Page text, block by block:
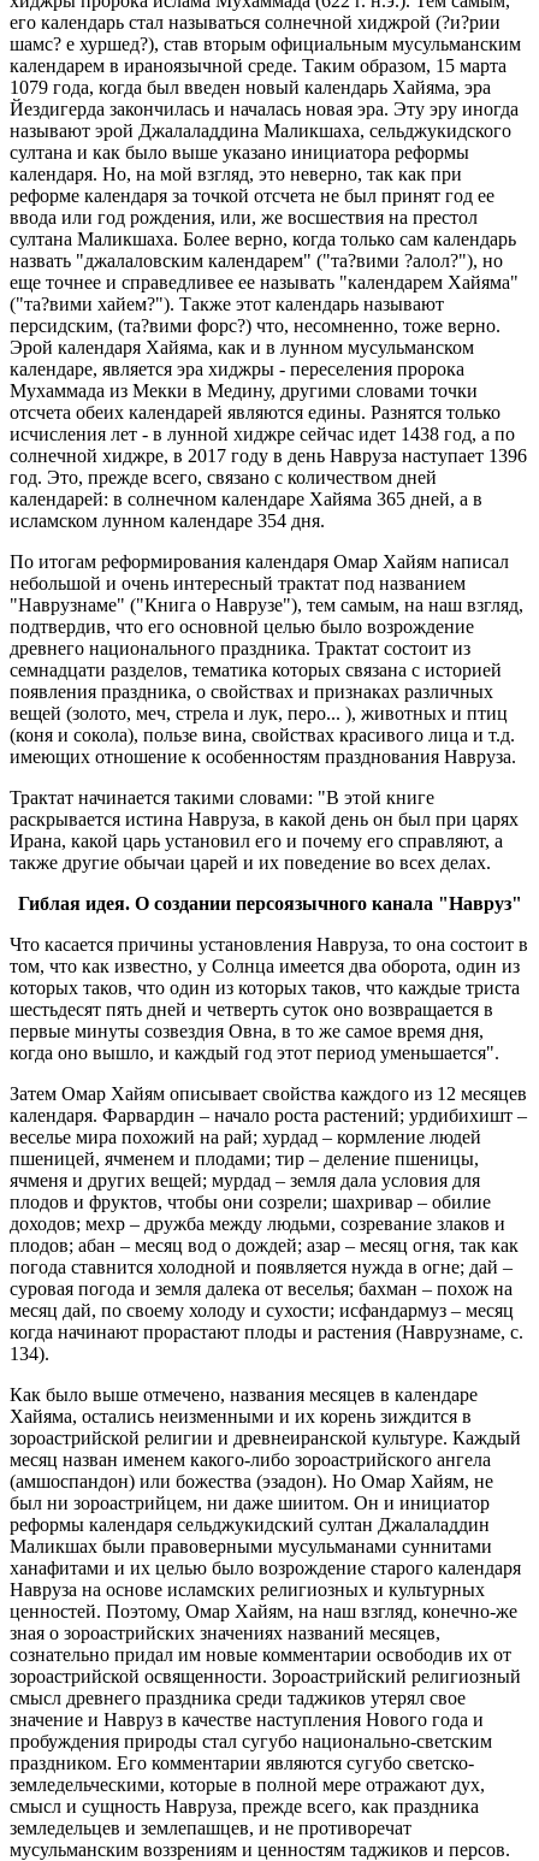
его календарь стал называться солнечной хиджрой (?и?рии
шамс? е хуршед?), став вторым официальным мусульманским
календарем в ираноязычной среде. Таким образом, 15 марта
1079 года, когда был введен новый календарь Хайяма, эра
Йездигерда закончилась и началась новая эра. Эту эру иногда
называют эрой Джалаладдина Маликшаха, сельджукидского
султана и как было выше указано инициатора реформы
календаря. Но, на мой взгляд, это неверно, так как при
реформе календаря за точкой отсчета не был принят год ее
ввода или год рождения, или, же восшествия на престол
султана Маликшаха. Более верно, когда только сам календарь
назвать "джалаловским календарем" ("та?вими ?алол?"), но
еще точнее и справедливее ее называть "календарем Хайяма"
("та?вими хайем?"). Также этот календарь называют
персидским, (та?вими форс?) что, несомненно, тоже верно.
Эрой календаря Хайяма, как и в лунном мусульманском
календаре, является эра хиджры - переселения пророка
Мухаммада из Мекки в Медину, другими словами точки
отсчета обеих календарей являются едины. Разнятся только
исчисления лет - в лунной хиджре сейчас идет 1438 год, а по
солнечной хиджре, в 2017 году в день Навруза наступает 1396
год. Это, прежде всего, связано с количеством дней
календарей: в солнечном календаре Хайяма 365 дней, а в
исламском лунном календаре 354 дня.
По итогам реформирования календаря Омар Хайям написал
небольшой и очень интересный трактат под названием
"Наврузнаме" ("Книга о Наврузе"), тем самым, на наш взгляд,
подтвердив, что его основной целью было возрождение
древнего национального праздника. Трактат состоит из
семнадцати разделов, тематика которых связана с историей
появления праздника, о свойствах и признаках различных
вещей (золото, меч, стрела и лук, перо... ), животных и птиц
(коня и сокола), пользе вина, свойствах красивого лица и т.д.
имеющих отношение к особенностям празднования Навруза.
Трактат начинается такими словами: "В этой книге
раскрывается истина Навруза, в какой день он был при царях
Ирана, какой царь установил его и почему его справляют, а
также другие обычаи царей и их поведение во всех делах.
Гиблая идея. О создании персоязычного канала "Навруз"
Что касается причины установления Навруза, то она состоит в
том, что как известно, у Солнца имеется два оборота, один из
которых таков, что один из которых таков, что каждые триста
шестьдесят пять дней и четверть суток оно возвращается в
первые минуты созвездия Овна, в то же самое время дня,
когда оно вышло, и каждый год этот период уменьшается".
Затем Омар Хайям описывает свойства каждого из 12 месяцев
календаря. Фарвардин – начало роста растений; урдибихишт –
веселье мира похожий на рай; хурдад – кормление людей
пшеницей, ячменем и плодами; тир – деление пшеницы,
ячменя и других вещей; мурдад – земля дала условия для
плодов и фруктов, чтобы они созрели; шахривар – обилие
доходов; мехр – дружба между людьми, созревание злаков и
плодов; абан – месяц вод о дождей; азар – месяц огня, так как
погода ставнится холодной и появляется нужда в огне; дай –
суровая погода и земля далека от веселья; бахман – похож на
месяц дай, по своему холоду и сухости; исфандармуз – месяц
когда начинают прорастают плоды и растения (Наврузнаме, с.
134).
Как было выше отмечено, названия месяцев в календаре
Хайяма, остались неизменными и их корень зиждится в
зороастрийской религии и древнеиранской культуре. Каждый
месяц назван именем какого-либо зороастрийского ангела
(амшоспандон) или божества (эзадон). Но Омар Хайям, не
был ни зороастрийцем, ни даже шиитом. Он и инициатор
реформы календаря сельджукидский султан Джалаладдин
Маликшах были правоверными мусульманами суннитами
ханафитами и их целью было возрождение старого календаря
Навруза на основе исламских религиозных и культурных
ценностей. Поэтому, Омар Хайям, на наш взгляд, конечно-же
зная о зороастрийских значениях названий месяцев,
сознательно придал им новые комментарии освободив их от
зороастрийской освященности. Зороастрийский религиозный
смысл древнего праздника среди таджиков утерял свое
значение и Навруз в качестве наступления Нового года и
пробуждения природы стал сугубо национально-светским
праздником. Его комментарии являются сугубо светско-
земледельческими, которые в полной мере отражают дух,
смысл и сущность Навруза, прежде всего, как праздника
земледельцев и землепашцев, и не противоречат
мусульманским воззрениям и ценностям таджиков и персов.